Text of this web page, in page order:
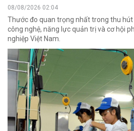
08/08/2026 02:04
Thước đo quan trọng nhất trong thu hút
công nghệ, năng lực quản trị và cơ hội
nghiệp Việt Nam.